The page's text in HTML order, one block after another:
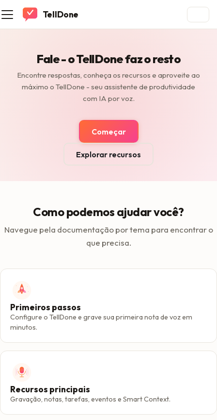
TellDone
Fale - o TellDone faz o resto
Encontre respostas, conheça os recursos e aproveite ao
máximo o TellDone - seu assistente de produtividade
com IA por voz.
Começar
Explorar recursos
Como podemos ajudar você?
Navegue pela documentação por tema para encontrar o
que precisa.
Primeiros passos
Configure o TellDone e grave sua primeira nota de voz em
minutos.
Recursos principais
Gravação, notas, tarefas, eventos e Smart Context.